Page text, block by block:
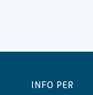
INFO PER